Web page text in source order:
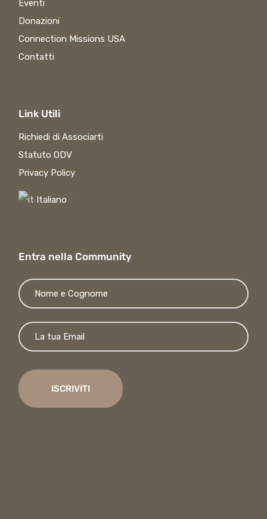
Eventi
Donazioni
Connection Missions USA
Contatti
Link Utili
Richiedi di Associarti
Statuto ODV
Privacy Policy
Italiano
Entra nella Community
Si
ISCRIVITI